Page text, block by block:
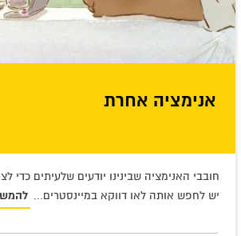
אנימציה אחרת
חובבי האנימציה שבינינו יודעים שלעיתים כדי
יש לחפש אותה לאו דווקא במיינסטרים...